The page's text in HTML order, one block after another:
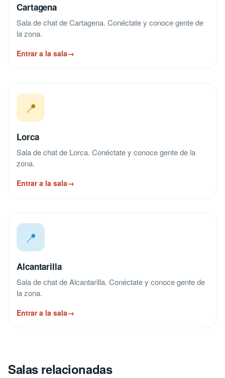
Cartagena
Sala de chat de Cartagena. Conéctate y conoce gente de
la zona.
Entrar a la sala→
📍
Lorca
Sala de chat de Lorca. Conéctate y conoce gente de la
zona.
Entrar a la sala→
📍
Alcantarilla
Sala de chat de Alcantarilla. Conéctate y conoce gente de
la zona.
Entrar a la sala→
Salas relacionadas